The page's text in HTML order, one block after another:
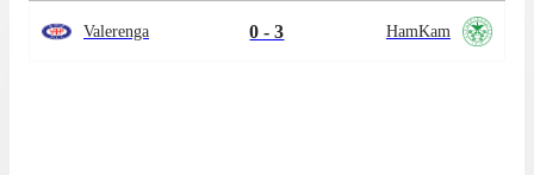
Valerenga 0 - 3 HamKam